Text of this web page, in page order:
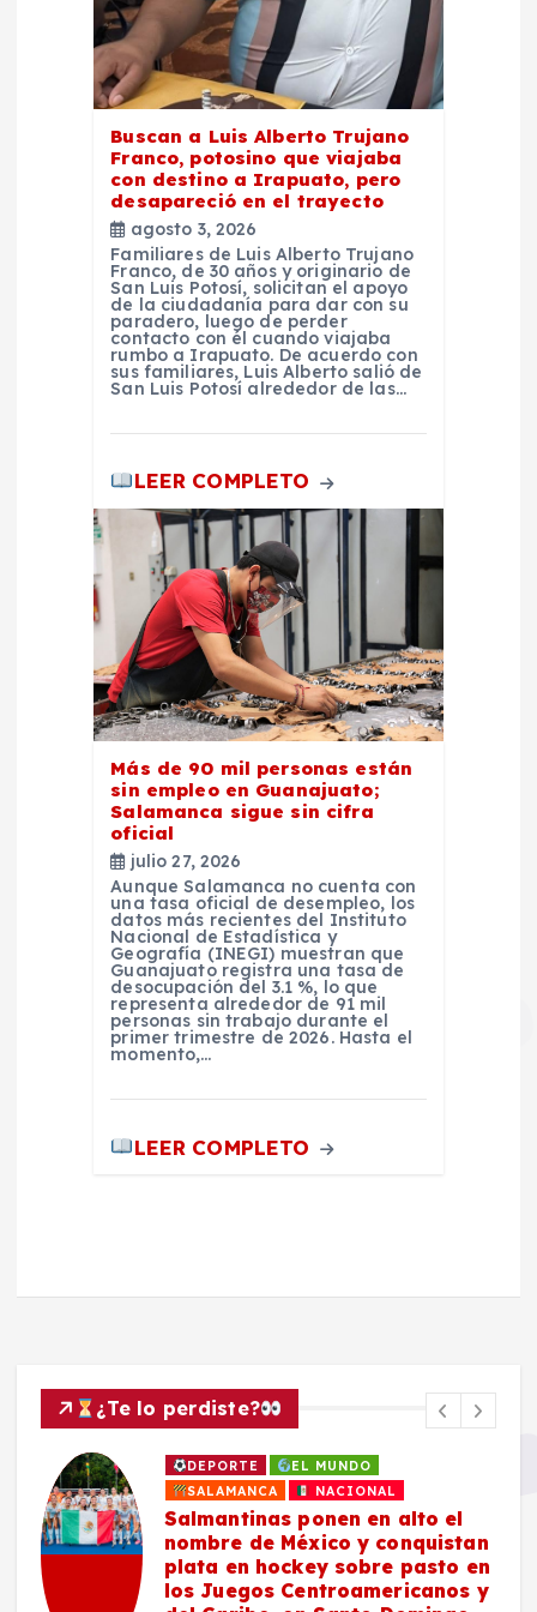
Buscan a Luis Alberto Trujano
Franco, potosino que viajaba
con destino a Irapuato, pero
desapareció en el trayecto
agosto 3, 2026
Familiares de Luis Alberto Trujano
Franco, de 30 años y originario de
San Luis Potosí, solicitan el apoyo
de la ciudadanía para dar con su
paradero, luego de perder
contacto con él cuando viajaba
rumbo a Irapuato. De acuerdo con
sus familiares, Luis Alberto salió de
San Luis Potosí alrededor de las…
LEER COMPLETO
Más de 90 mil personas están
sin empleo en Guanajuato;
Salamanca sigue sin cifra
oficial
julio 27, 2026
Aunque Salamanca no cuenta con
una tasa oficial de desempleo, los
datos más recientes del Instituto
Nacional de Estadística y
Geografía (INEGI) muestran que
Guanajuato registra una tasa de
desocupación del 3.1 %, lo que
representa alrededor de 91 mil
personas sin trabajo durante el
primer trimestre de 2026. Hasta el
momento,…
LEER COMPLETO
¿Te lo perdiste?
DEPORTE
EL MUNDO
SALAMANCA
NACIONAL
Salmantinas ponen en alto el
nombre de México y conquistan
plata en hockey sobre pasto en
los Juegos Centroamericanos y